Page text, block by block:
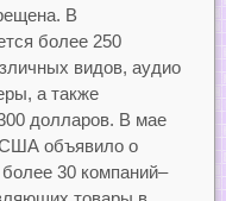
В
более 250
видов, аудио
а также
долларов. В мае
США объявило о
30 компаний–